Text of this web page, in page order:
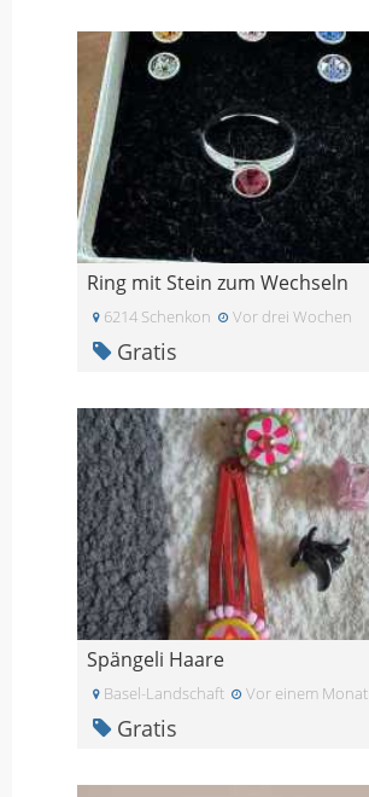
Ring mit Stein zum Wechseln
6214 Schenkon Vor drei Wochen
Gratis
Spängeli Haare
Basel-Landschaft Vor einem Monat
Gratis